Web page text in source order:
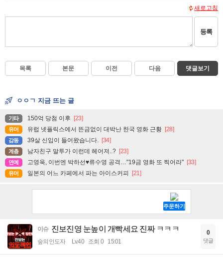
새로고침
등록
목록 본문 이전 다음 댓글보기
ㅇㅇㄱ 지금 뜨는 글
기타 150억 당첨 이후 [23]
유머 유럽 넷플릭스에서 뜬금없이 대박난 한국 영화 근황 [28]
감동 39살 신입이 들어왔습니다. [34]
계층 남자친구 말투가 이런데 헤어져..? [23]
연예 고영욱, 이번엔 박하선♥류수영 공격…"19금 영화 또 찍어라" [33]
유머 일본의 어느 카페에서 파는 아이스커피 [21]
이슈 진보진영 눈높이 개빡세요 진짜 ㅋㅋㅋ
숲의인도자 Lv.40 조회 0 15:01
0
댓글